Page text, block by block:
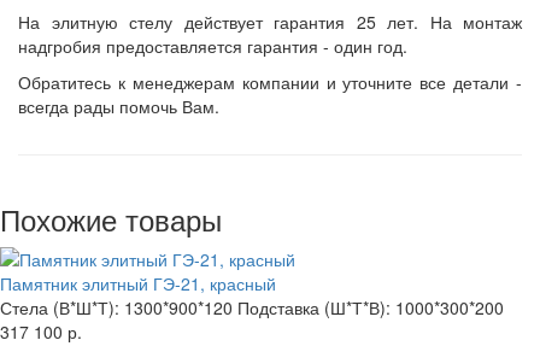
На элитную стелу действует гарантия 25 лет. На монтаж
надгробия предоставляется гарантия - один год.
Обратитесь к менеджерам компании и уточните все детали -
всегда рады помочь Вам.
Похожие товары
Памятник элитный ГЭ-21, красный
Стела (В*Ш*Т): 1300*900*120 Подставка (Ш*Т*В): 1000*300*200
317 100 р.